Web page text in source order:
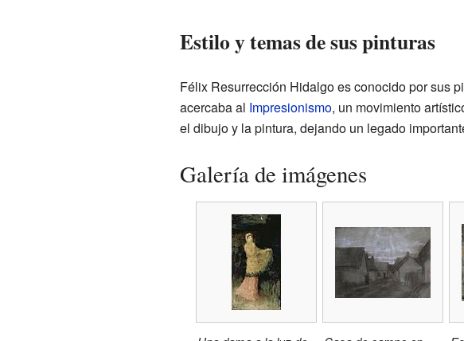
Estilo y temas de sus pinturas
Félix Resurrección Hidalgo es conocido por sus
acercaba al Impresionismo, un movimiento
el dibujo y la pintura, dejando un legado
Galería de imágenes